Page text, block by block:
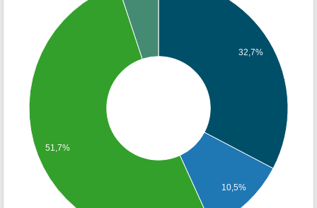
32,7%
10,5%
51,7%